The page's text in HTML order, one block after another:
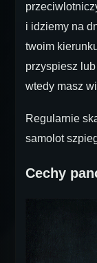
i idziemy na
twoim
przyspiesz
wtedy masz
Regularnie
samolot
Cechy